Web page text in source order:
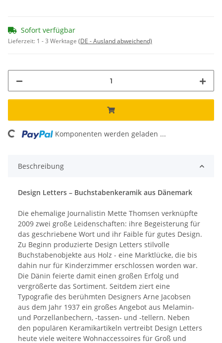
Sofort verfügbar
Lieferzeit: 1 - 3 Werktage (DE - Ausland abweichend)
Komponenten werden geladen ...
Beschreibung
Design Letters – Buchstabenkeramik aus Dänemark
Die ehemalige Journalistin Mette Thomsen verknüpfte
2009 zwei große Leidenschaften: ihre Begeisterung für
das geschriebene Wort und ihr Faible für gutes Design.
Zu Beginn produzierte Design Letters stilvolle
Buchstabenobjekte aus Holz - eine Marktlücke, die bis
dahin nur für Kinderzimmer erschlossen worden war.
Die Dänin feierte damit einen großen Erfolg und
vergrößerte das Sortiment. Seitdem ziert eine
Typografie des berühmten Designers Arne Jacobsen
aus dem Jahr 1937 ein großes Angebot aus Melamin-
und Porzellanbechern, -tassen- und -tellern. Neben
den populären Keramikartikeln vertreibt Design Letters
heute viele weitere Wohnaccessoires für Groß und